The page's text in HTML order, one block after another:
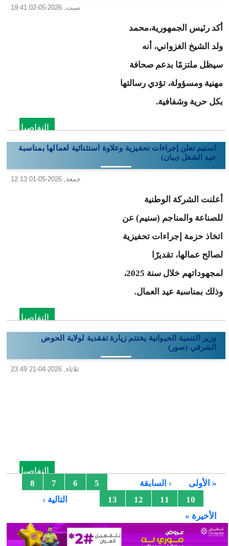
سبت, 2026-05-02 19:41
أكد رئيس الجمهورية،محمد
ولد الشيخ الغزواني، أنه
سيظل ملتزمًا بدعم صحافة
مهنية ومسؤولة، تؤدي رسالتها
بكل حرية وشفافية.
التفاصيل
اسنيم تعلن إجراءات تحفيزية وعلاوة استثنائية لعمالها بمناسبة
عيد الشغل (بيان)
جمعة, 2026-05-01 12:13
أعلنت الشركة الوطنية
للصناعة والمناجم (سنيم) عن
اتخاذ حزمة إجراءات تحفيزية
لصالح عمالها، تقديرًا
لمجهوداتهم خلال سنة 2025،
وذلك بمناسبة عيد العمال.
التفاصيل
وزير التنمية الحيوانية يختتم زيارة تفقدية لولاية الحوض
الشرقي (صور)
ثلاثاء, 2026-04-21 23:49
التفاصيل
الصفحات
« الأولى ‹ السابقة 5
6
7
8
10
11
12
13
التالية ›
الأخيرة »